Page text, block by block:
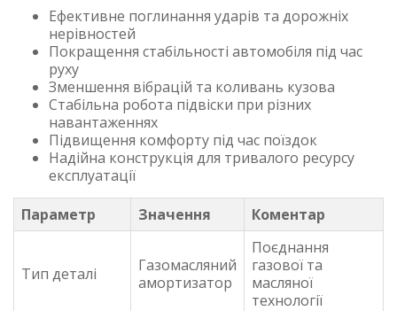
Ефективне поглинання ударів та дорожніх
нерівностей
Покращення стабільності автомобіля під час
руху
Зменшення вібрацій та коливань кузова
Стабільна робота підвіски при різних
навантаженнях
Підвищення комфорту під час поїздок
Надійна конструкція для тривалого ресурсу
експлуатації
Параметр
Значення Коментар
Тип деталі
Газомасляний
амортизатор
Поєднання
газової та
масляної
технології